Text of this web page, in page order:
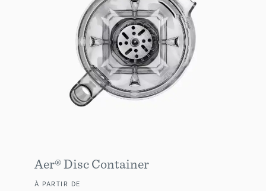
Aer® Disc Container
À PARTIR DE